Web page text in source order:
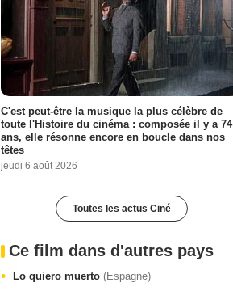
C'est peut-être la musique la plus célèbre de
toute l'Histoire du cinéma : composée il y a 74
ans, elle résonne encore en boucle dans nos
têtes
jeudi 6 août 2026
Toutes les actus Ciné
Ce film dans d'autres pays
Lo quiero muerto (Espagne)